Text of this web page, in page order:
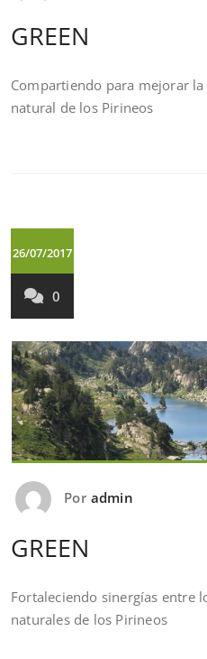
GREEN
Compartiendo para mejorar
natural de los Pirineos
26/07/2017
0
Por admin
GREEN
Fortaleciendo sinergías entre
naturales de los Pirineos